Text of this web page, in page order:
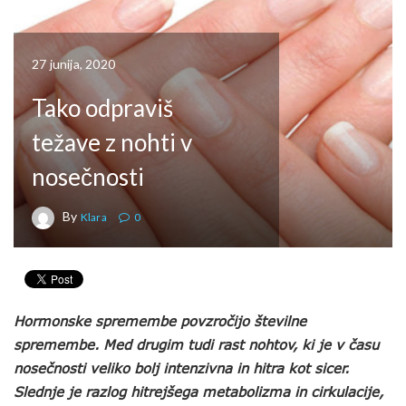
27 junija, 2020
Tako odpraviš
težave z nohti v
nosečnosti
By Klara 0
Hormonske spremembe povzročijo številne
spremembe. Med drugim tudi rast nohtov, ki je v času
nosečnosti veliko bolj intenzivna in hitra kot sicer.
Slednje je razlog hitrejšega metabolizma in cirkulacije,